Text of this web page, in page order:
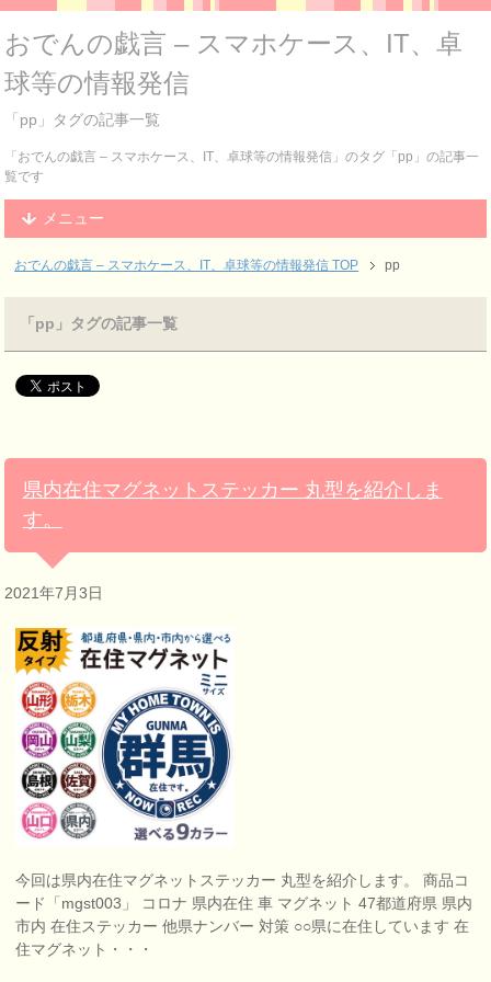
おでんの戯言 – スマホケース、IT、卓
球等の情報発信
「pp」タグの記事一覧
「おでんの戯言 – スマホケース、IT、卓球等の情報発信」のタグ「pp」の記事一
覧です
メニュー
おでんの戯言 – スマホケース、IT、卓球等の情報発信 TOP pp
「pp」タグの記事一覧
県内在住マグネットステッカー 丸型を紹介しま
す。
2021年7月3日
今回は県内在住マグネットステッカー 丸型を紹介します。 商品コ
ード「mgst003」 コロナ 県内在住 車 マグネット 47都道府県 県内
市内 在住ステッカー 他県ナンバー 対策 ○○県に在住しています 在
住マグネット・・・